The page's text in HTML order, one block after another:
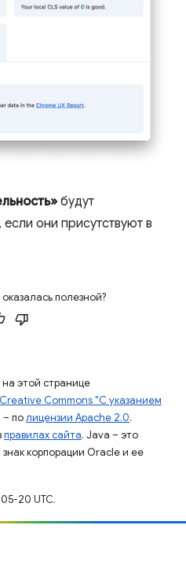
будут
они присутствуют в
полезной?
этой странице
Commons "С указанием
– полицензии Apache 2.0.
правилах сайта. Java – это
корпорации Oracle и ее
20 UTC.